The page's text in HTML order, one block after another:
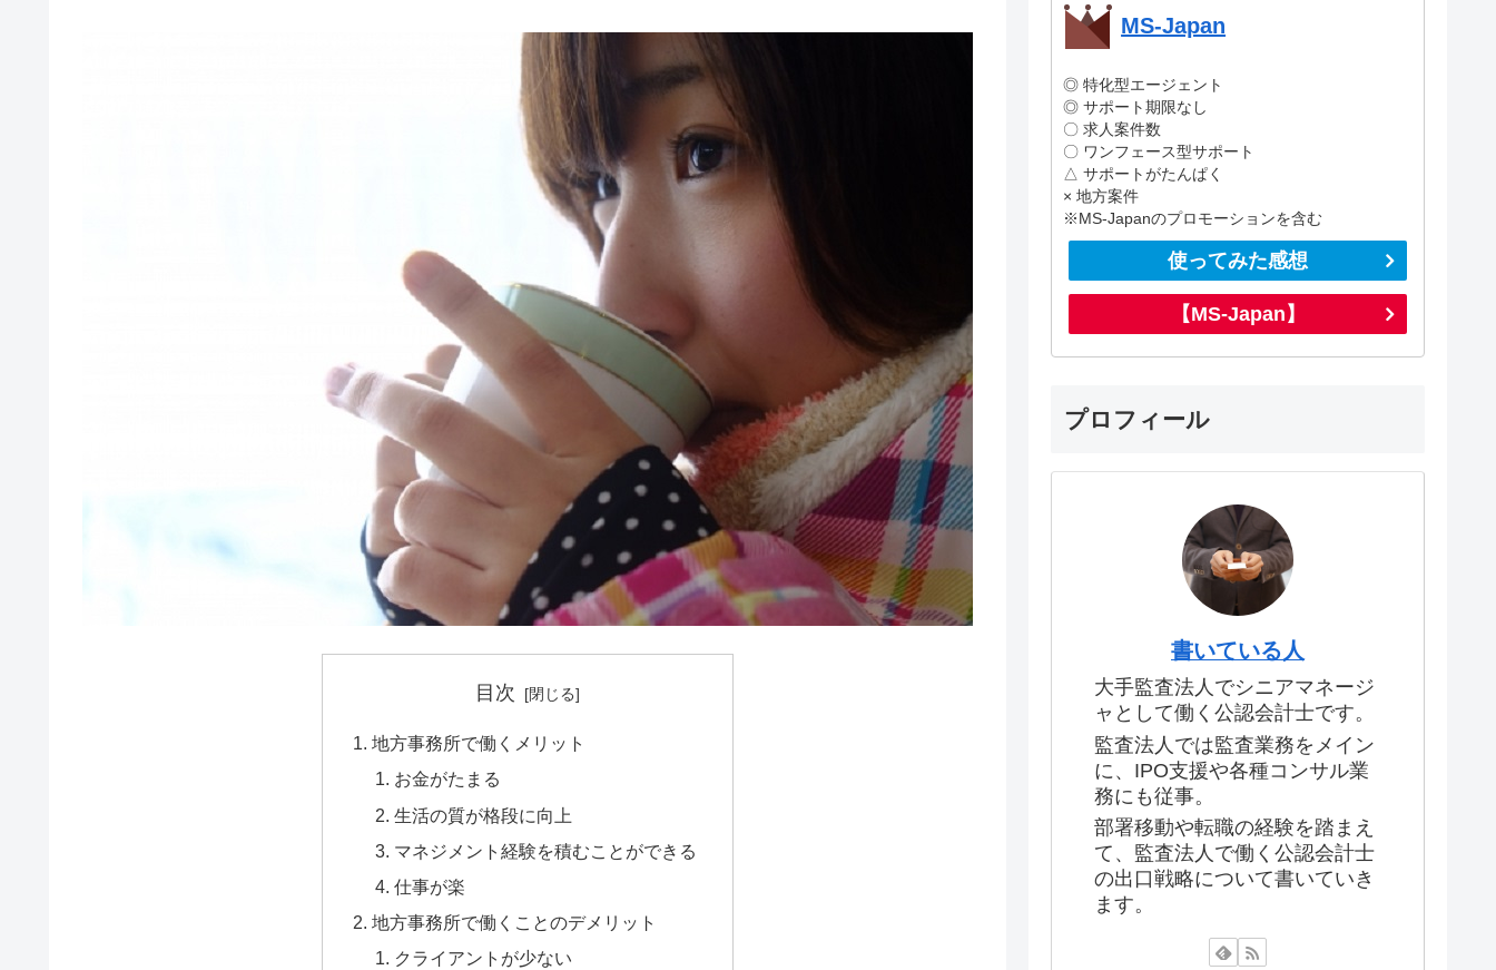
目次
地方事務所で働くメリット
お金がたまる
生活の質が格段に向上
マネジメント経験を積むことができる
仕事が楽
地方事務所で働くことのデメリット
クライアントが少ない
MS-Japan
◎ 特化型エージェント
◎ サポート期限なし
〇 求人案件数
〇 ワンフェース型サポート
△ サポートがたんぱく
× 地方案件
※MS-Japanのプロモーションを含む
使ってみた感想
【MS-Japan】
プロフィール
書いている人
大手監査法人でシニアマネージ
ャとして働く公認会計士です。
監査法人では監査業務をメイン
に、IPO支援や各種コンサル業
務にも従事。
部署移動や転職の経験を踏まえ
て、監査法人で働く公認会計士
の出口戦略について書いていき
ます。